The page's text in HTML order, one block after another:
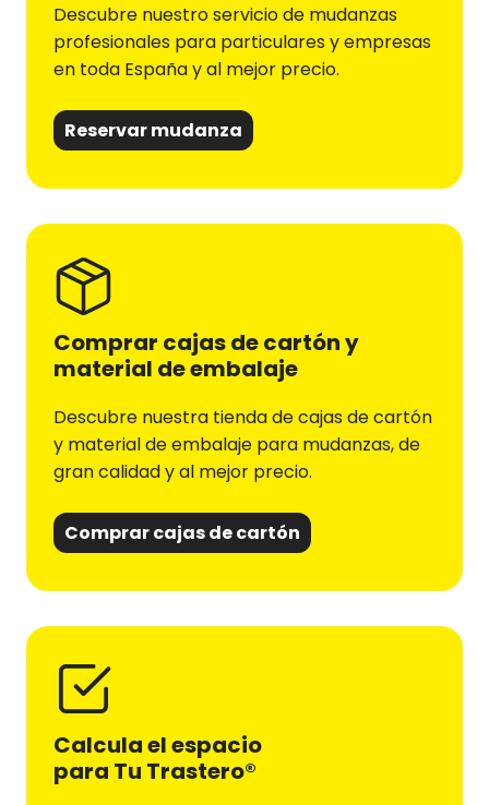
Descubre nuestro servicio de mudanzas
profesionales para particulares y empresas
en toda España y al mejor precio.
Reservar mudanza
Comprar cajas de cartón y
material de embalaje
Descubre nuestra tienda de cajas de cartón
y material de embalaje para mudanzas, de
gran calidad y al mejor precio.
Comprar cajas de cartón
Calcula el espacio
para Tu Trastero®